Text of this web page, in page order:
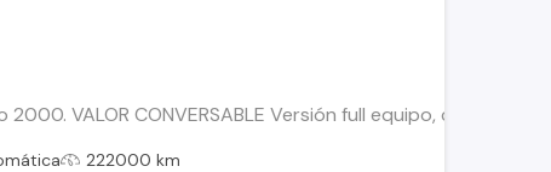
2000. VALOR CONVERSABLE Versión full equipo,
222000 km